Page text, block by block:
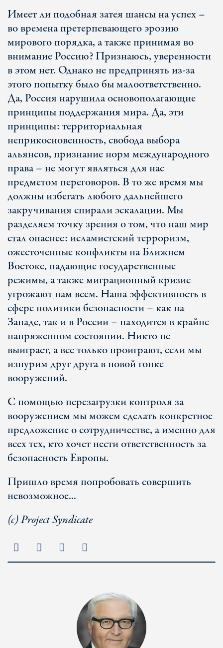
Имеет ли подобная затея шансы на успех –
во времена претерпевающего эрозию
мирового порядка, а также принимая во
внимание Россию? Признаюсь, уверенности
в этом нет. Однако не предпринять из-за
этого попытку было бы малоответственно.
Да, Россия нарушила основополагающие
принципы поддержания мира. Да, эти
принципы: территориальная
неприкосновенность, свобода выбора
альянсов, признание норм международного
права – не могут являться для нас
предметом переговоров. В то же время мы
должны избегать любого дальнейшего
закручивания спирали эскалации. Мы
разделяем точку зрения о том, что наш мир
стал опаснее: исламистский терроризм,
ожесточенные конфликты на Ближнем
Востоке, падающие государственные
режимы, а также миграционный кризис
угрожают нам всем. Наша эффективность в
сфере политики безопасности – как на
Западе, так и в России – находится в крайне
напряженном состоянии. Никто не
выиграет, а все только проиграют, если мы
изнурим друг друга в новой гонке
вооружений.
С помощью перезагрузки контроля за
вооружением мы можем сделать конкретное
предложение о сотрудничестве, а именно для
всех тех, кто хочет нести ответственность за
безопасность Европы.
Пришло время попробовать совершить
невозможное...
(c) Project Syndicate